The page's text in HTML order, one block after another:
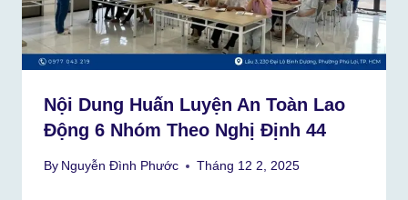
Nội Dung Huấn Luyện An Toàn Lao
Động 6 Nhóm Theo Nghị Định 44
By Nguyễn Đình Phước Tháng 12 2, 2025